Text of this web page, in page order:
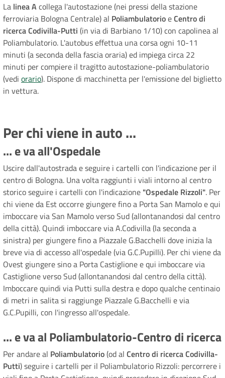
La linea Acollega l'autostazione (nei pressi della stazione
ferroviaria Bologna Centrale) al PoliambulatorioeCentrodi
ricerca Codivilla-Putti (in via di Barbiano 1/10) con capolinea al
Poliambulatorio. L'autobus effettua una corsa ogni 10-11
minuti (a seconda della fascia oraria) ed impiega circa 22
minuti per compiere il tragitto autostazione-poliambulatorio
(vedi orario). Dispone di macchinetta per l'emissione del biglietto
in vettura.
Per chi viene in auto ...
... e va all'Ospedale
Uscire dall'autostrada e seguire i cartelli con l'indicazione per il
centro di Bologna. Una volta raggiunti i viali intorno al centro
storico seguire i cartelli con l'indicazione "Ospedale Rizzoli". Per
chi viene da Est occorre giungere fino a Porta San Mamolo e qui
imboccare via San Mamolo verso Sud (allontanandosi dal centro
della città). Quindi imboccare via A.Codivilla (la seconda a
sinistra) per giungere fino a Piazzale G.Bacchelli dove inizia la
breve via di accesso all'ospedale (via G.C.Pupilli). Per chi viene da
Ovest giungere sino a Porta Castiglione e qui imboccare via
Castiglione verso Sud (allontanandosi dal centro della città).
Imboccare quindi via Putti sulla destra e dopo qualche centinaio
di metri in salita si raggiunge Piazzale G.Bacchelli e via
G.C.Pupilli, con l'ingresso all'ospedale.
... e va al Poliambulatorio-Centro di ricerca
Per andare al Poliambulatorio(od al Centro di ricerca Codivilla-
Putti) seguire i cartelli per il Poliambulatorio Rizzoli: percorrere i